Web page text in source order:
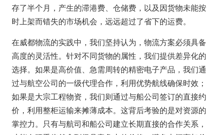
存了半个月，产生的滞港费、仓储费，以及因货物未能按
时上架而错失的市场机会，远远超过了省下的运费。
在威都物流的实践中，我们坚持认为，物流方案必须具备
高度的灵活性。针对不同货物的属性，我们提供差异化的
选择。如果是高价值、急需周转的精密电子产品，我们通
过与航空公司的一级代理合作，利用优势航线确保时效；
如果是大宗工程物资，我们则通过与船公司签订的直接约
价，利用整柜运输来摊薄成本。这背后考验的是对资源的
掌控力。只有与航司和船公司建立长期直接的合作关系，